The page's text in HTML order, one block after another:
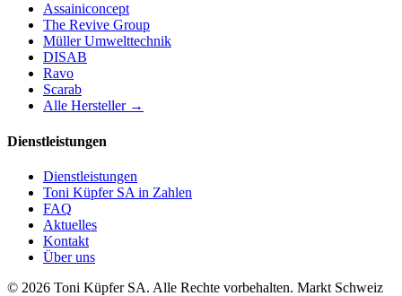
Assainiconcept
The Revive Group
Müller Umwelttechnik
DISAB
Ravo
Scarab
Alle Hersteller →
Dienstleistungen
Dienstleistungen
Toni Küpfer SA in Zahlen
FAQ
Aktuelles
Kontakt
Über uns
© 2026 Toni Küpfer SA. Alle Rechte vorbehalten. Markt Schweiz